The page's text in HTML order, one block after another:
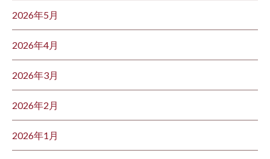
2026年5月
2026年4月
2026年3月
2026年2月
2026年1月